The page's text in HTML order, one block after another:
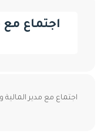
اجتماع مع
اجتماع مع مدير المالية